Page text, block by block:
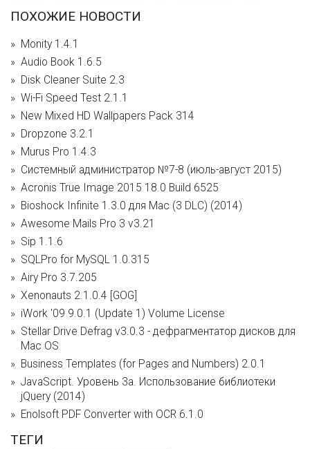
ПОХОЖИЕ НОВОСТИ
Monity 1.4.1
Audio Book 1.6.5
Disk Cleaner Suite 2.3
Wi-Fi Speed Test 2.1.1
New Mixed HD Wallpapers Pack 314
Dropzone 3.2.1
Murus Pro 1.4.3
Системный администратор №7-8 (июль-август 2015)
Acronis True Image 2015 18.0 Build 6525
Bioshock Infinite 1.3.0 для Mac (3 DLC) (2014)
Awesome Mails Pro 3 v3.21
Sip 1.1.6
SQLPro for MySQL 1.0.315
Airy Pro 3.7.205
Xenonauts 2.1.0.4 [GOG]
iWork '09 9.0.1 (Update 1) Volume License
Stellar Drive Defrag v3.0.3 - дефрагментатор дисков для
Mac OS
Business Templates (for Pages and Numbers) 2.0.1
JavaScript. Уровень 3а. Использование библиотеки
jQuery (2014)
Enolsoft PDF Converter with OCR 6.1.0
ТЕГИ